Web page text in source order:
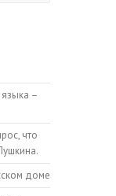
–
что
доме